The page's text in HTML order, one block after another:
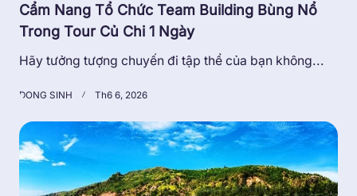
Cẩm Nang Tổ Chức Team Building Bùng Nổ
Trong Tour Củ Chi 1 Ngày
Hãy tưởng tượng chuyến đi tập thể của bạn không...
DONG SINH Th6 6, 2026